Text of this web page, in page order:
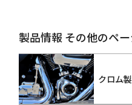
製品情報 その他のペ
クロム